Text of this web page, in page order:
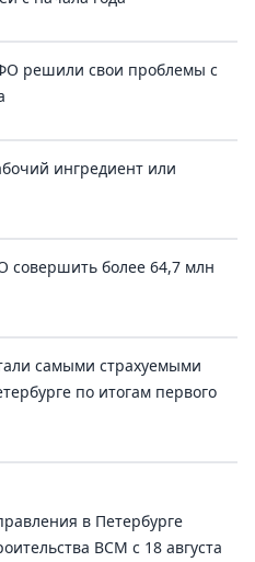
решили свои проблемы с
ингредиент или
совершить более 64,7 млн
самыми страхуемыми
по итогам первого
в Петербурге
ВСМ с 18 августа